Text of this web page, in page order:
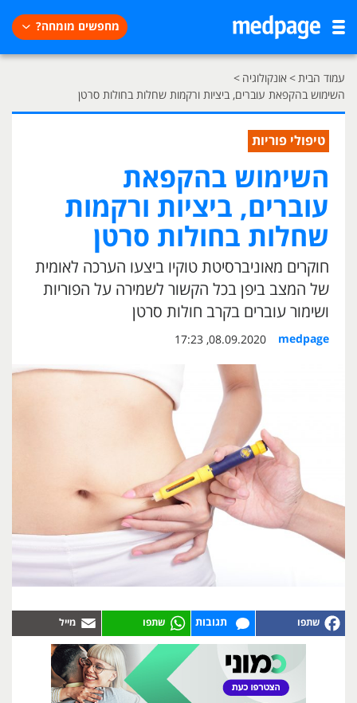
מחפשים מומחה?
עמוד הבית> אונקולוגיה >
השימוש בהקפאת עוברים, ביציות ורקמות שחלות בחולות סרטן
טיפולי פוריות
השימוש בהקפאת
עוברים, ביציות ורקמות
שחלות בחולות סרטן
חוקרים מאוניברסיטת טוקיו ביצעו הערכה לאומית
של המצב ביפן בכל הקשור לשמירה על הפוריות
ושימור עוברים בקרב חולות סרטן
medpage
08.09.2020, 17:23
תגובות